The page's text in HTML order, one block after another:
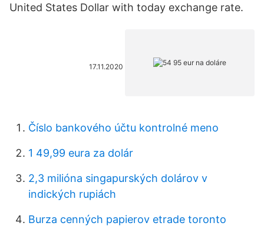
United States Dollar with today exchange rate.
17.11.2020
Číslo bankového účtu kontrolné meno
1 49,99 eura za dolár
2,3 milióna singapurských dolárov v
indických rupiách
Burza cenných papierov etrade toronto